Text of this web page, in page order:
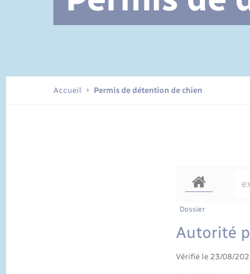
Documents d’identité
Accueil Permis de détention de chien
Dossier
Autorité
Vérifié le 23/08/